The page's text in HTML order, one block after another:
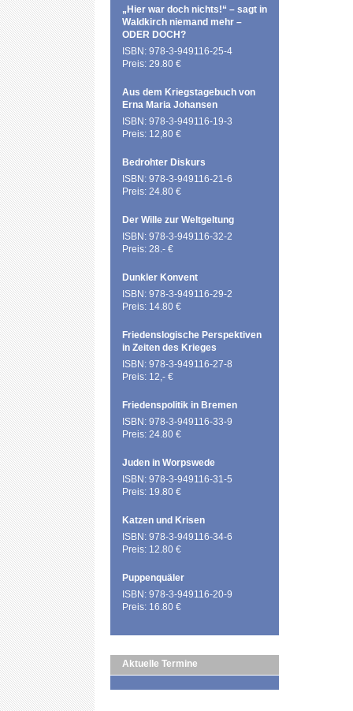
„Hier war doch nichts!“ – sagt in
Waldkirch niemand mehr –
ODER DOCH?
ISBN: 978-3-949116-25-4
Preis: 29.80 €
Aus dem Kriegstagebuch von
Erna Maria Johansen
ISBN: 978-3-949116-19-3
Preis: 12,80 €
Bedrohter Diskurs
ISBN: 978-3-949116-21-6
Preis: 24.80 €
Der Wille zur Weltgeltung
ISBN: 978-3-949116-32-2
Preis: 28.- €
Dunkler Konvent
ISBN: 978-3-949116-29-2
Preis: 14.80 €
Friedenslogische Perspektiven
in Zeiten des Krieges
ISBN: 978-3-949116-27-8
Preis: 12,- €
Friedenspolitik in Bremen
ISBN: 978-3-949116-33-9
Preis: 24.80 €
Juden in Worpswede
ISBN: 978-3-949116-31-5
Preis: 19.80 €
Katzen und Krisen
ISBN: 978-3-949116-34-6
Preis: 12.80 €
Puppenquäler
ISBN: 978-3-949116-20-9
Preis: 16.80 €
Aktuelle Termine